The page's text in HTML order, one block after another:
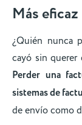
Más eficaz
¿Quién nunca
cayó sin
Perder una
sistemas de
de envío como